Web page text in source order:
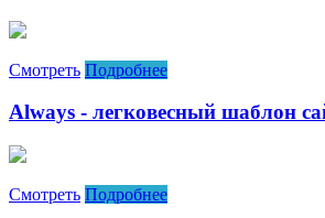
Смотреть Подробнее
Always - легковесный шаблон
Смотреть Подробнее